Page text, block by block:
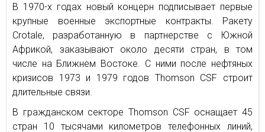
В 1970-х годах новый концерн подписывает первые
крупные военные экспортные контракты. Ракету
Crotale, разработанную в партнерстве с Южной
Африкой, заказывают около десяти стран, в том
числе на Ближнем Востоке. С ними после нефтяных
кризисов 1973 и 1979 годов Thomson CSF строит
длительные связи.
В гражданском секторе Thomson CSF оснащает 45
стран 10 тысячами километров телефонных линий,